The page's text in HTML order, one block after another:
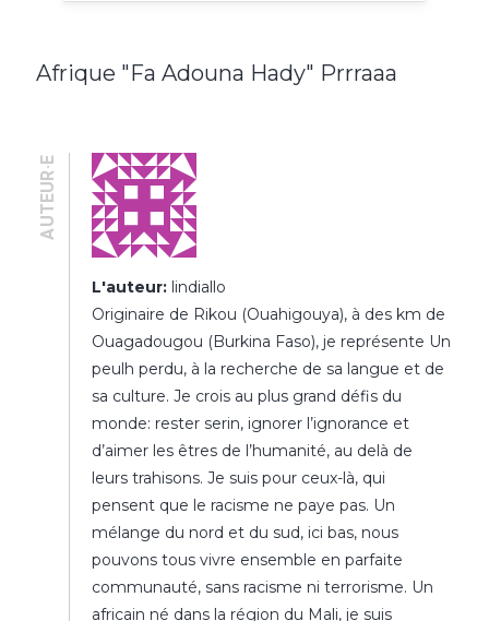
Afrique "Fa Adouna Hady" Prrraaa
AUTEUR·E
L'auteur: lindiallo
Originaire de Rikou (Ouahigouya), à des km de
Ouagadougou (Burkina Faso), je représente Un
peulh perdu, à la recherche de sa langue et de
sa culture. Je crois au plus grand défis du
monde: rester serin, ignorer l’ignorance et
d’aimer les êtres de l’humanité, au delà de
leurs trahisons. Je suis pour ceux-là, qui
pensent que le racisme ne paye pas. Un
mélange du nord et du sud, ici bas, nous
pouvons tous vivre ensemble en parfaite
communauté, sans racisme ni terrorisme. Un
africain né dans la région du Mali, je suis